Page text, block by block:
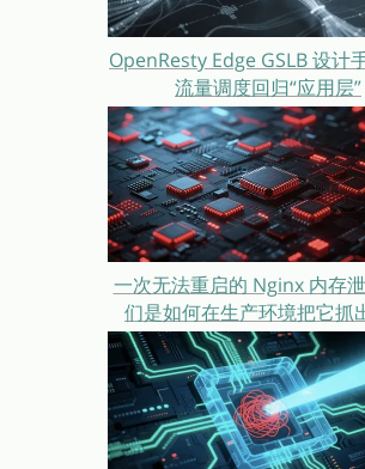
OpenResty Edge GSLB 设计
流量调度回归“应用层”
一次无法重启的 Nginx 内存
们是如何在生产环境把它抓